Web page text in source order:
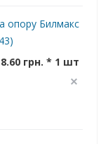
опору Билмакс
грн. * 1 шт